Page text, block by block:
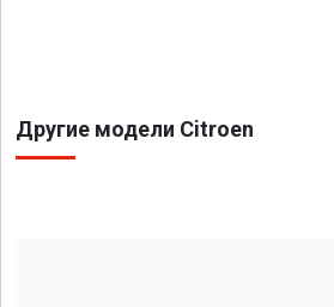
Другие модели Citroen